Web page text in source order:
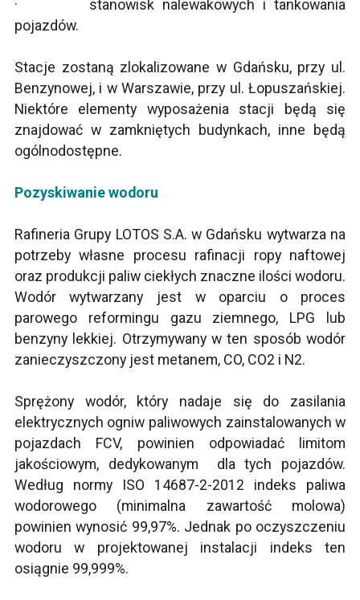
· stanowisk nalewakowych i tankowania
pojazdów.
Stacje zostaną zlokalizowane w Gdańsku, przy ul.
Benzynowej, i w Warszawie, przy ul. Łopuszańskiej.
Niektóre elementy wyposażenia stacji będą się
znajdować w zamkniętych budynkach, inne będą
ogólnodostępne.
Pozyskiwanie wodoru
Rafineria Grupy LOTOS S.A. w Gdańsku wytwarza na
potrzeby własne procesu rafinacji ropy naftowej
oraz produkcji paliw ciekłych znaczne ilości wodoru.
Wodór wytwarzany jest w oparciu o proces
parowego reformingu gazu ziemnego, LPG lub
benzyny lekkiej. Otrzymywany w ten sposób wodór
zanieczyszczony jest metanem, CO, CO2 i N2.
Sprężony wodór, który nadaje się do zasilania
elektrycznych ogniw paliwowych zainstalowanych w
pojazdach FCV, powinien odpowiadać limitom
jakościowym, dedykowanym dla tych pojazdów.
Według normy ISO 14687-2-2012 indeks paliwa
wodorowego (minimalna zawartość molowa)
powinien wynosić 99,97%. Jednak po oczyszczeniu
wodoru w projektowanej instalacji indeks ten
osiągnie 99,999%.